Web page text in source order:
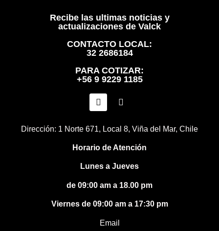
Recibe las ultimas noticias y
actualizaciones de Valck
CONTACTO LOCAL:
32 2686184
PARA COTIZAR:
+56 9 9229 1185
Dirección: 1 Norte 671, Local 8, Viña del Mar, Chile
Horario de Atención
Lunes a Jueves
de 09:00 am a 18.00 pm
Viernes de 09:00 am a 17:30 pm
Email